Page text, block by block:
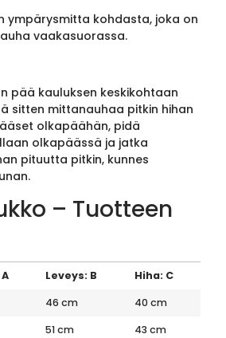
ympärysmitta kohdasta, joka on
vaakasuorassa.
pää kauluksen keskikohtaan
sitten mittanauhaa pitkin hihan
olkapäähän, pidä
olkapäässä ja jatka
pituutta pitkin, kunnes
– Tuotteen
Leveys: B
Hiha: C
46 cm
40 cm
51 cm
43 cm